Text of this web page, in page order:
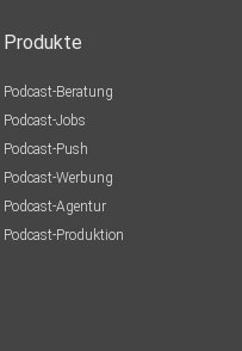
Produkte
Podcast-Beratung
Podcast-Jobs
Podcast-Push
Podcast-Werbung
Podcast-Agentur
Podcast-Produktion